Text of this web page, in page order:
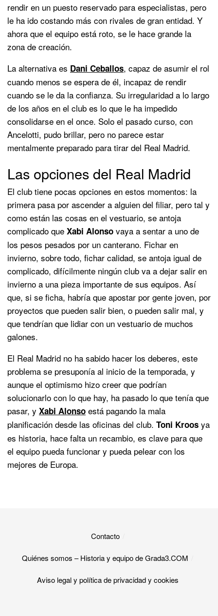
rendir en un puesto reservado para especialistas, pero
le ha ido costando más con rivales de gran entidad. Y
ahora que el equipo está roto, se le hace grande la
zona de creación.
La alternativa es Dani Ceballos, capaz de asumir el rol
cuando menos se espera de él, incapaz de rendir
cuando se le da la confianza. Su irregularidad a lo largo
de los años en el club es lo que le ha impedido
consolidarse en el once. Solo el pasado curso, con
Ancelotti, pudo brillar, pero no parece estar
mentalmente preparado para tirar del Real Madrid.
Las opciones del Real Madrid
El club tiene pocas opciones en estos momentos: la
primera pasa por ascender a alguien del filiar, pero tal y
como están las cosas en el vestuario, se antoja
complicado que Xabi Alonso vaya a sentar a uno de
los pesos pesados por un canterano. Fichar en
invierno, sobre todo, fichar calidad, se antoja igual de
complicado, difícilmente ningún club va a dejar salir en
invierno a una pieza importante de sus equipos. Así
que, si se ficha, habría que apostar por gente joven, por
proyectos que pueden salir bien, o pueden salir mal, y
que tendrían que lidiar con un vestuario de muchos
galones.
El Real Madrid no ha sabido hacer los deberes, este
problema se presuponía al inicio de la temporada, y
aunque el optimismo hizo creer que podrían
solucionarlo con lo que hay, ha pasado lo que tenía que
pasar, y Xabi Alonso está pagando la mala
planificación desde las oficinas del club. Toni Kroos ya
es historia, hace falta un recambio, es clave para que
el equipo pueda funcionar y pueda pelear con los
mejores de Europa.
Contacto
Quiénes somos – Historia y equipo de Grada3.COM
Aviso legal y política de privacidad y cookies​